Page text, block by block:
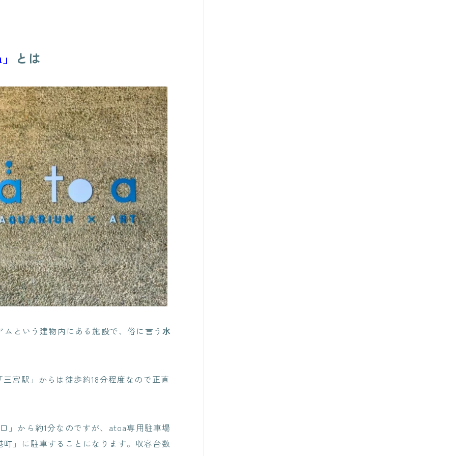
とは
という建物内にある施設で、俗に言う水
宮駅」からは徒歩約18分程度なので正直
」 から約1分なのですが、atoa専用駐車場
」 に駐車することになります。収容台数